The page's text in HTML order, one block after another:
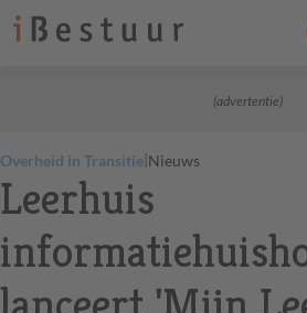
(advertentie)
Overheid in Transitie|Nieuws
Leerhuis